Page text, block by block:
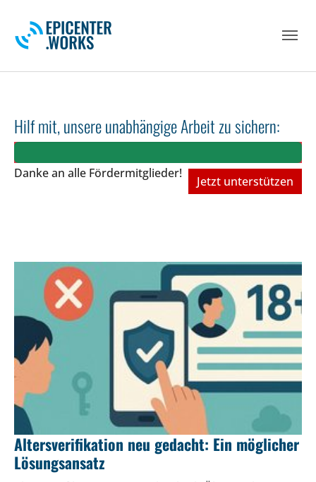
Hilf mit, unsere unabhängige Arbeit zu sichern:
Danke an alle Fördermitglieder!
Jetzt unterstützen
Altersverifikation neu gedacht: Ein möglicher
Lösungsansatz